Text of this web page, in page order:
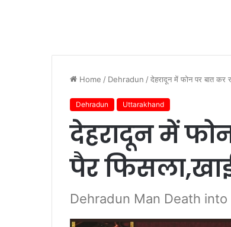
Home / Dehradun /देहरादून में फोन पर बात कर
Dehradun Uttarakhand
देहरादून में
पैर
Dehradun Man Death